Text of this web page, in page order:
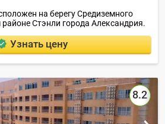
на берегу Средиземного
Стэнли города Александрия.
Узнать цену
8.2